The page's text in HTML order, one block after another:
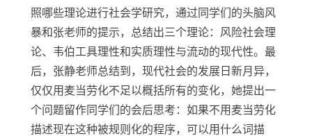
照哪些理论进行社会学研究，通过同学们的头脑风
暴和张老师的提示，总结出三个理论：风险社会理
论、韦伯工具理性和实质理性与流动的现代性。最
后，张静老师总结到，现代社会的发展日新月异，
仅仅用麦当劳化不足以概括所有的变化，她提出一
个问题留作同学们的会后思考：如果不用麦当劳化
描述现在这种被规则化的程序，可以用什么词描